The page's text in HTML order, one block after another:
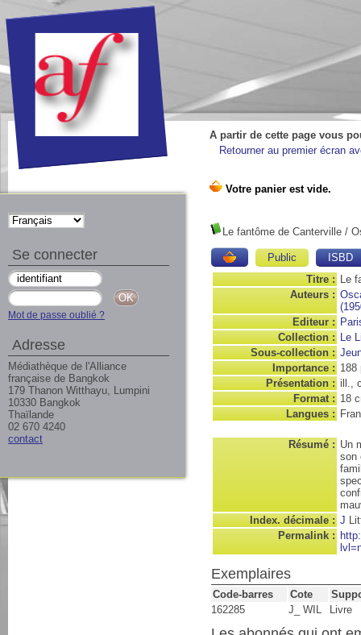
A partir de cette page vous
Retourner au premier écran
Le fantôme de Canterville /
Public
ISBD
Titre : Le
Auteurs :
Editeur :
Collection : Le
Sous-collection :
Importance : 188
Présentation : ill.,
Format : 18
Langues :
Résumé : Un
son
Index. décimale : J
Permalink :
Exemplaires
Code-barres Cote
162285
J_ WIL Livre
Se connecter
Mot de passe oublié ?
Adresse
Médiathèque de l'Alliance
française de Bangkok
179 Thanon Witthayu, Lumpini
10330 Bangkok
Thaïlande
02 670 4240
contact